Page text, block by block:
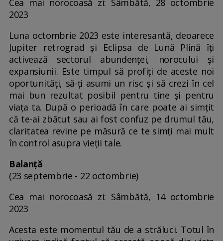
Cea mai norocoasă zi: Sâmbătă, 28 octombrie
2023
Luna octombrie 2023 este interesantă, deoarece
Jupiter retrograd și Eclipsa de Lună Plină îți
activează sectorul abundenței, norocului și
expansiunii. Este timpul să profiți de aceste noi
oportunități, să-ți asumi un risc și să crezi în cel
mai bun rezultat posibil pentru tine și pentru
viața ta. După o perioadă în care poate ai simțit
că te-ai zbătut sau ai fost confuz pe drumul tău,
claritatea revine pe măsură ce te simți mai mult
în control asupra vieții tale.
Balanță
(23 septembrie - 22 octombrie)
Cea mai norocoasă zi: Sâmbătă, 14 octombrie
2023
Acesta este momentul tău de a străluci. Totul în